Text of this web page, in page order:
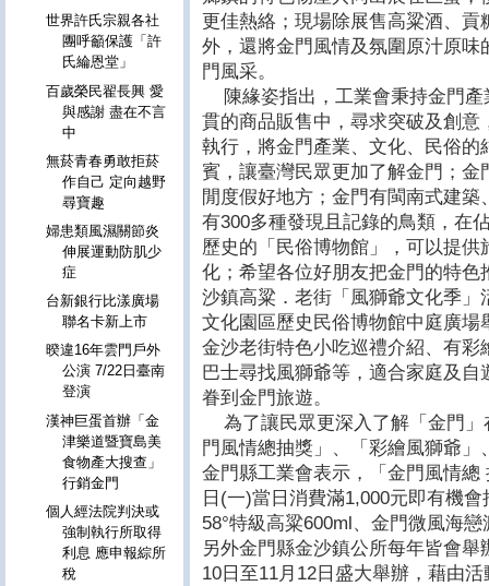
更佳熱絡；現場除展售高粱酒、
外，還將金門風情及氛圍原汁原
門風采。
陳緣姿指出，工業會秉持金門產
貫的商品販售中，尋求突破及創
執行，將金門產業、文化、民俗
賓，讓臺灣民眾更加了解金門；
閒度假好地方；金門有閩南式建
有300多種發現且記錄的鳥類，在
歷史的「民俗博物館」，可以提
化；希望各位好朋友把金門的特
沙鎮高粱．老街「風獅爺文化季」
文化園區歷史民俗博物館中庭廣
金沙老街特色小吃巡禮介紹、有
巴士尋找風獅爺等，適合家庭及
眷到金門旅遊。
為了讓民眾更深入了解「金門」
門風情總抽獎」、「彩繪風獅爺
金門縣工業會表示，「金門風情
日(一)當日消費滿1,000元即有機
58°特級高粱600ml、金門微風海
另外金門縣金沙鎮公所每年皆會
10日至11月12日盛大舉辦，藉由
世界許氏宗親各社
團呼籲保護「許
氏綸恩堂」
百歲榮民翟長興 愛
與感謝 盡在不言
中
無菸青春勇敢拒菸
作自己 定向越野
尋寶趣
婦患類風濕關節炎
伸展運動防肌少
症
台新銀行比漾廣場
聯名卡新上市
暌違16年雲門戶外
公演 7/22日臺南
登演
漢神巨蛋首辦「金
津樂道暨寶島美
食物產大搜查」
行銷金門
個人經法院判決或
強制執行所取得
利息 應申報綜所
稅